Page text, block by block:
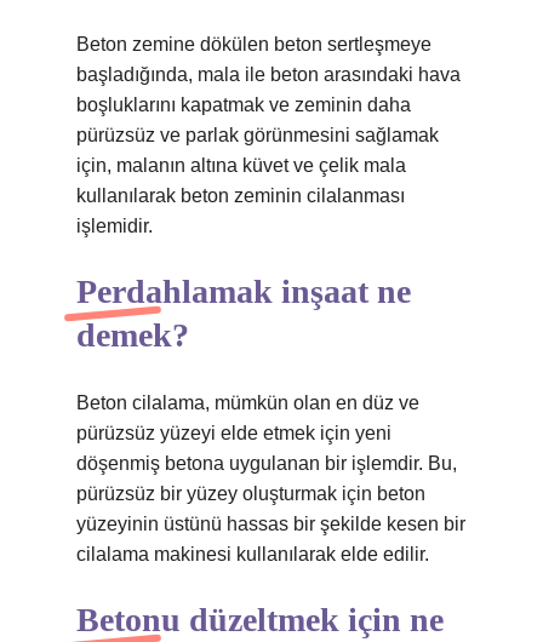
Beton zemine dökülen beton sertleşmeye
başladığında, mala ile beton arasındaki hava
boşluklarını kapatmak ve zeminin daha
pürüzsüz ve parlak görünmesini sağlamak
için, malanın altına küvet ve çelik mala
kullanılarak beton zeminin cilalanması
işlemidir.
Perdahlamak inşaat ne
demek?
Beton cilalama, mümkün olan en düz ve
pürüzsüz yüzeyi elde etmek için yeni
döşenmiş betona uygulanan bir işlemdir. Bu,
pürüzsüz bir yüzey oluşturmak için beton
yüzeyinin üstünü hassas bir şekilde kesen bir
cilalama makinesi kullanılarak elde edilir.
Betonu düzeltmek için ne